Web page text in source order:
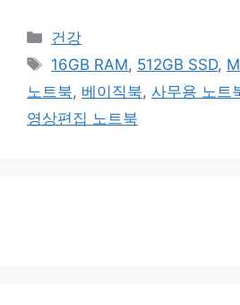
카
테
리
건강
태
그
16GB RAM, 512GB SSD,
노트북, 베이직북, 사무용 노트
영상편집 노트북